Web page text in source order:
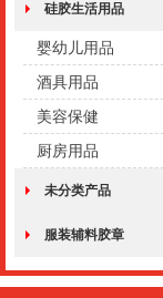
硅胶生活用品
婴幼儿用品
酒具用品
美容保健
厨房用品
未分类产品
服装辅料胶章